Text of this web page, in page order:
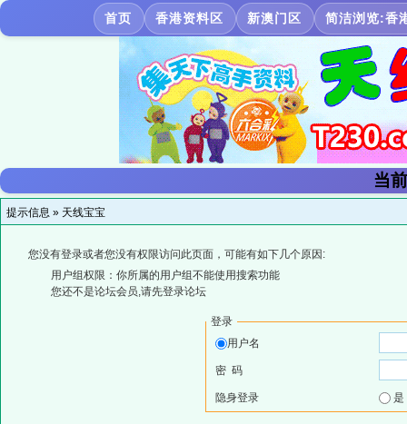
首页 香港资料区 新澳门区 简洁浏览:香
当
提示信息 » 天线宝宝
您没有登录或者您没有权限访问此页面，可能有如下几个原因:
用户组权限：你所属的用户组不能使用搜索功能
您还不是论坛会员,请先登录论坛
登录
用户名
密 码
隐身登录